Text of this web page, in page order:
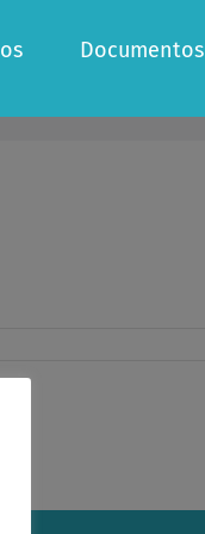
Documentos